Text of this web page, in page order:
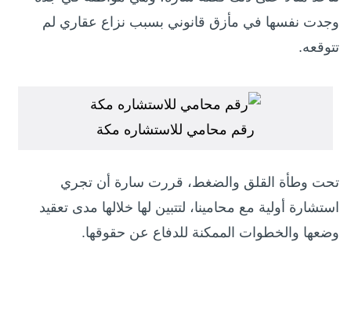
وجدت نفسها في مأزق قانوني بسبب نزاع عقاري لم
تتوقعه.
رقم محامي للاستشاره مكة
تحت وطأة القلق والضغط، قررت سارة أن تجري
استشارة أولية مع محامينا، لتتبين لها خلالها مدى تعقيد
وضعها والخطوات الممكنة للدفاع عن حقوقها.